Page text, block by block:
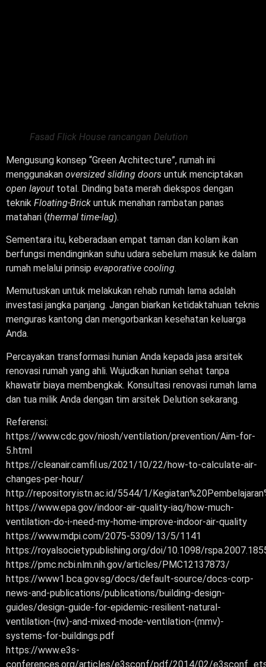
Fasad Flick House rancangan Delution
Mengusung konsep “Green Architecture”, rumah ini
menggunakan oversized sliding doors untuk menciptakan
open layout total. Dinding bata merah diekspos dengan
teknik Floating-Brick untuk menahan rambatan panas
matahari (thermal time-lag).
Sementara itu, keberadaan empat taman dan kolam ikan
berfungsi mendinginkan suhu udara sebelum masuk ke dalam
rumah melalui prinsip evaporative cooling.
Memutuskan untuk melakukan rehab rumah lama adalah
investasi jangka panjang. Jangan biarkan ketidaktahuan teknis
menguras kantong dan mengorbankan kesehatan keluarga
Anda.
Percayakan transformasi hunian Anda kepada jasa arsitek
renovasi rumah yang ahli. Wujudkan hunian sehat tanpa
khawatir biaya membengkak. Konsultasi renovasi rumah lama
dan tua milik Anda dengan tim arsitek Delution sekarang.
Referensi:
https://www.cdc.gov/niosh/ventilation/prevention/Aim-for-
5.html
https://cleanair.camfil.us/2021/10/22/how-to-calculate-air-
changes-per-hour/
http://repository.istn.ac.id/5544/1/
https://www.epa.gov/indoor-air-quality-iaq/how-much-
ventilation-do-i-need-my-home-improve-indoor-air-quality
https://www.mdpi.com/2075-5309/13/5/1141
https://royalsocietypublishing.org/doi/10.1098/
https://pmc.ncbi.nlm.nih.gov/articles/PMC12137873/
https://www1.bca.gov.sg/docs/default-source/docs-corp-
news-and-publications/publications/building-design-
guides/design-guide-for-epidemic-resilient-natural-
ventilation-(nv)-and-mixed-mode-ventilation-(mmv)-
systems-for-buildings.pdf
https://www.e3s-
conferences.org/articles/e3sconf/pdf/2014/02/